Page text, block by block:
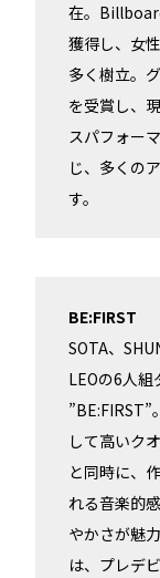
在。
獲得し、女
多く樹立。
を受賞し、
スパフォー
じ、多くの
す。
BE:FIRST
SOTA、
LEOの6人組
して高いク
と同時に、
れる音楽的
やかさが魅
は、プレデ